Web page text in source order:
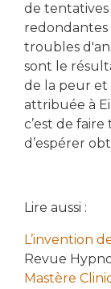
de
redondantes
troubles
sont le
de la peur et
attribuée à
c’est de
d’espérer
Lire aussi :
L’invention
Revue
Mastère